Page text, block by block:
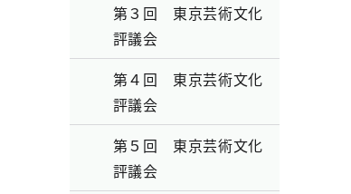
第３回 東京芸術文化
評議会
第４回 東京芸術文化
評議会
第５回 東京芸術文化
評議会